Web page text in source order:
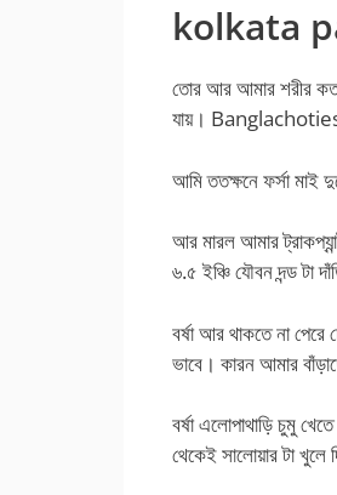
kolkata
তোর আর আমার শরীর
যায়।
আমি ততক্ষনে ফর্সা মাই
আর মারল আমার
৬.৫ ইঞ্চি যৌবন দন্ড টা
বর্ষা আর থাকতে না
ভাবে। কারন আমার
বর্ষা এলোপাথাড়ি চুমু
থেকেই সালোয়ার টা